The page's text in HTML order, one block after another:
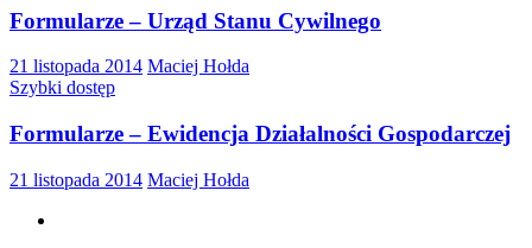
Formularze – Urząd Stanu Cywilnego
21 listopada 2014 Maciej Hołda
Szybki dostęp
Formularze – Ewidencja Działalności Gospodarczej
21 listopada 2014 Maciej Hołda